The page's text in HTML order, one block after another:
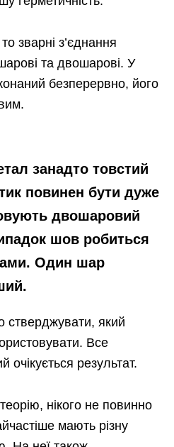
зварні з’єднання
та двошарові. У
безперервно, його
занадто товстий
повинен бути дуже
двошаровий
шов робиться
Один шар
стверджувати, який
Все
очікується результат.
нікого не повинно
мають різну